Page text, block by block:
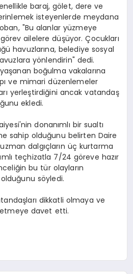
baraj, gölet, dere ve
isteyenlerde meydana
"Bu alanlar yüzmeye
ailelere düşüyor. Çocukları
havuzlarına, belediye sosyal
yönlendirin" dedi.
boğulma vakalarına
ve mimari düzenlemeler
yerleştirdiğini ancak vatandaş
ekledi.
donanımlı bir sualtı
sahip olduğunu belirten Daire
dalgıçların üç kurtarma
teçhizatla 7/24 göreve hazır
bu tür olayların
söyledi.
dikkatli olmaya ve
davet etti.